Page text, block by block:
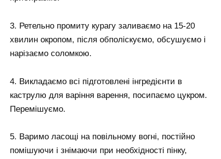
3. Ретельно промиту курагу заливаємо на 15-20
хвилин окропом, після обполіскуємо, обсушуємо і
нарізаємо соломкою.
4. Викладаємо всі підготовлені інгредієнти в
каструлю для варіння варення, посипаємо цукром.
Перемішуємо.
5. Варимо ласощі на повільному вогні, постійно
помішуючи і знімаючи при необхідності пінку,